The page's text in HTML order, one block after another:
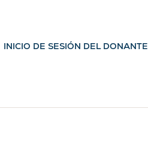
INICIO DE SESIÓN DEL DONANTE